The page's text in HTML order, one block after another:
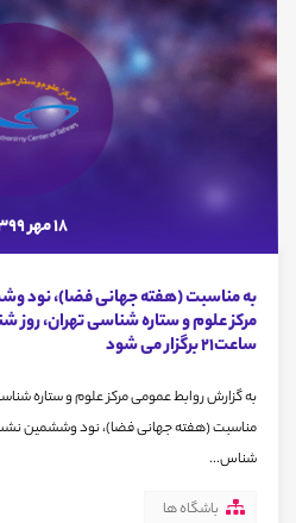
18 مهر 1399
به مناسبت (هفته جهانی فضا)،
ساعت21 برگزار می شود
مناسبت (هفته جهانی فضا)، نود وششمین
شناس...
باشگاه ها